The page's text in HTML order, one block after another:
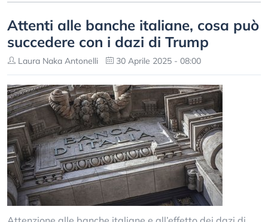
Attenti alle banche italiane, cosa può
succedere con i dazi di Trump
Laura Naka Antonelli 30 Aprile 2025 - 08:00